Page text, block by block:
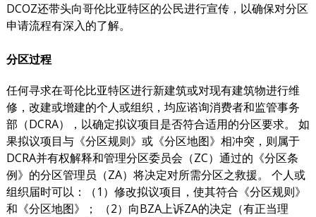
DCOZ还带头向哥伦比亚特区的公民进行宣传，以确保对分区
申请流程有深入的了解。
分区过程
任何寻求在哥伦比亚特区进行新建筑或对现有建筑物进行维
修，改建或增建的个人或组织，均应谘询消费者和监管事务
部（DCRA），以确定拟议项目是否符合适用的分区要求。 如
果拟议项目与《分区规则》或《分区地图》相冲突，则属于
DCRA并有权解释和管理分区委员会（ZC）通过的《分区条
例》的分区管理员（ZA）将决定对所需分区之救援。 个人或
组织届时可以：（1）修改拟议项目，使其符合《分区规则》
和《分区地图》； （2）向BZA上诉ZA的决定（有正当理